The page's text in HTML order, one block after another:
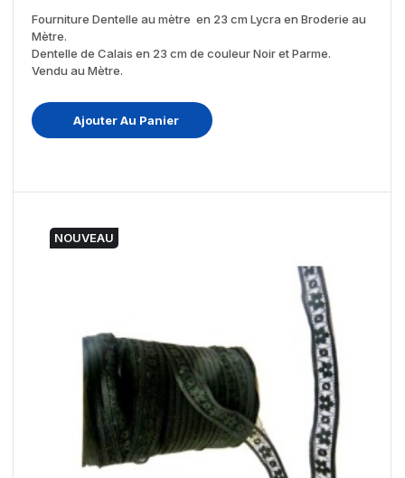
Fourniture Dentelle au mètre en 23 cm Lycra en Broderie au
Mètre.
Dentelle de Calais en 23 cm de couleur Noir et Parme.
Vendu au Mètre.
Ajouter Au Panier
NOUVEAU